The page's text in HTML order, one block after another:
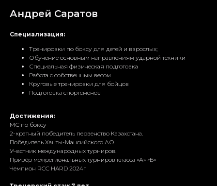
Андрей Саратов
Специализация:
Тренировки по боксу для детей и взрослых;
Обучение основным направлениям ударной техники
Специальная физическая подготовка
Работа с собственным весом
Круговые тренировки для бойцов
Подготовка спортсменов
Достижения:
МС по боксу
2-кратный победитель первенство Казахстана.
Победитель Ханты-Мансийского АО.
Участник международных турниров.
Призёр межрегиональных турниров класса «А» «Б»
Чемпион RCC HARD 2024г